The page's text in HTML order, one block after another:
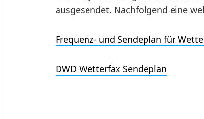
ausgesendet. Nachfolgend eine
Frequenz- und Sendeplan für
DWD Wetterfax Sendeplan